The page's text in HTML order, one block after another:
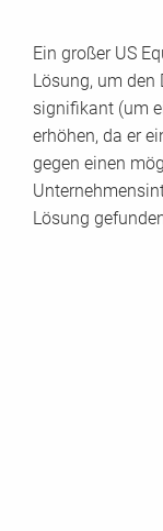
Ein großer US
Lösung, um den
signifikant (um
erhöhen, da er
gegen einen
Lösung